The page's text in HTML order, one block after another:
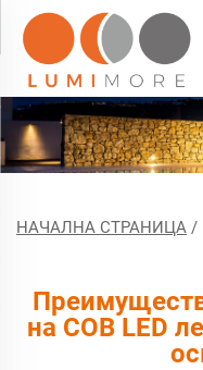
НАЧАЛНА СТРАНИЦА /
на COB LED